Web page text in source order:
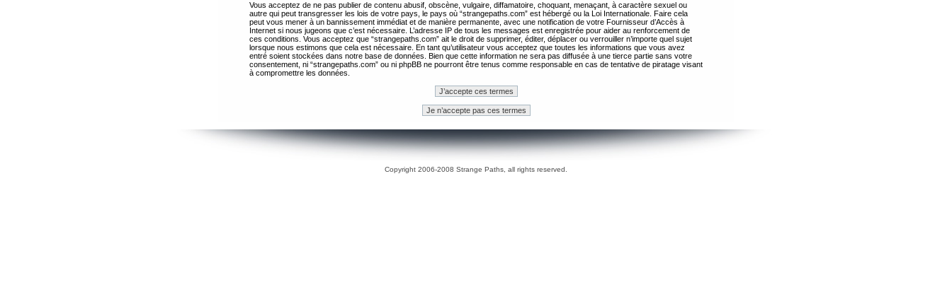
Vous acceptez de ne pas publier de contenu abusif, obscène, vulgaire, diffamatoire, choquant, menaçant, à caractère sexuel ou
autre qui peut transgresser les lois de votre pays, le pays où “strangepaths.com” est hébergé ou la Loi Internationale. Faire cela
peut vous mener à un bannissement immédiat et de manière permanente, avec une notification de votre Fournisseur d’Accès à
Internet si nous jugeons que c’est nécessaire. L’adresse IP de tous les messages est enregistrée pour aider au renforcement de
ces conditions. Vous acceptez que “strangepaths.com” ait le droit de supprimer, éditer, déplacer ou verrouiller n’importe quel sujet
lorsque nous estimons que cela est nécessaire. En tant qu’utilisateur vous acceptez que toutes les informations que vous avez
entré soient stockées dans notre base de données. Bien que cette information ne sera pas diffusée à une tierce partie sans votre
consentement, ni “strangepaths.com” ou ni phpBB ne pourront être tenus comme responsable en cas de tentative de piratage visant
à compromettre les données.
Copyright 2006-2008 Strange Paths, all rights reserved.